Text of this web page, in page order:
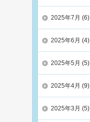
2025年7月 (6)
2025年6月 (4)
2025年5月 (5)
2025年4月 (9)
2025年3月 (5)